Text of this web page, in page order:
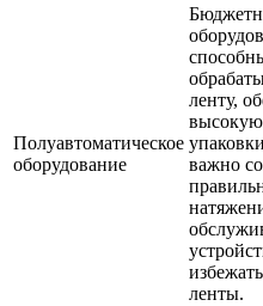
Полуавтоматическое
оборудование
ленту,
высокую
важно
ленты.